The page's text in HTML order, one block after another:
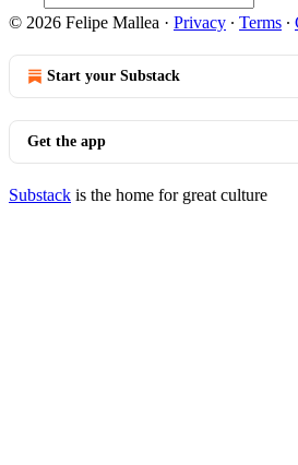
© 2026 Felipe Mallea · Privacy ∙ Terms ∙
Start your Substack
Get the app
Substack is the home for great culture